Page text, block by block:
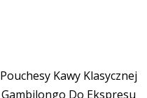
Pouchesy Kawy Klasycznej
Gambilongo Do Ekspresu